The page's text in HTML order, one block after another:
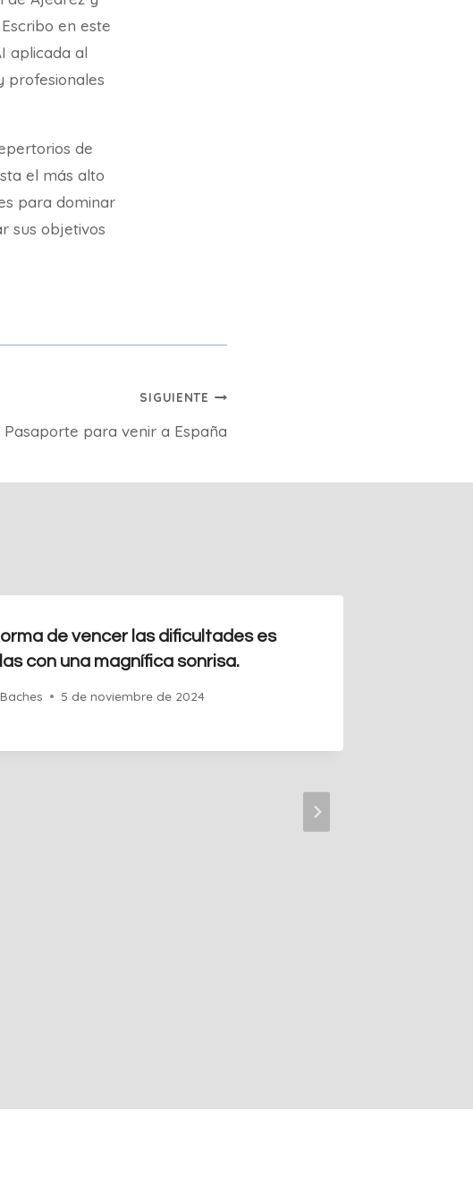
en este
aplicada al
profesionales
de
el más alto
para dominar
sus objetivos
SIGUIENTE
Pasaporte para venir a España
de vencer las dificultades es
con una magnífica sonrisa.
5 de noviembre de 2024